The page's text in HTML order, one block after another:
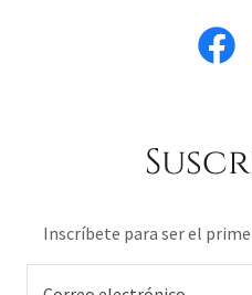
Inscríbete para ser el